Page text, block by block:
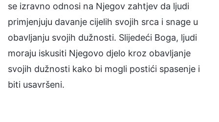
se izravno odnosi na Njegov zahtjev da ljudi
primjenjuju davanje cijelih svojih srca i snage u
obavljanju svojih dužnosti. Slijedeći Boga, ljudi
moraju iskusiti Njegovo djelo kroz obavljanje
svojih dužnosti kako bi mogli postići spasenje i
biti usavršeni.